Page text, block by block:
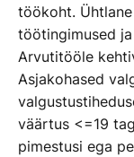
töökoht.
töötingimused
Arvutitööle
Asjakohased
väärtus <=19
pimestusi ega